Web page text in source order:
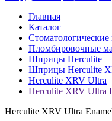
Главная
Каталог
Пломбировочные
Шприцы Herculite
Шприцы Herculite
Herculite XRV Ultra
Herculite XRV Ultra
Herculite XRV Ultra